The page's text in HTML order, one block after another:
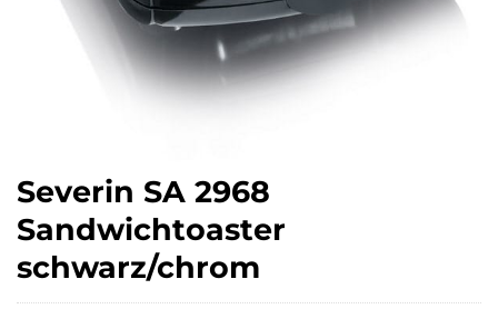
Severin SA 2968
Sandwichtoaster
schwarz/chrom